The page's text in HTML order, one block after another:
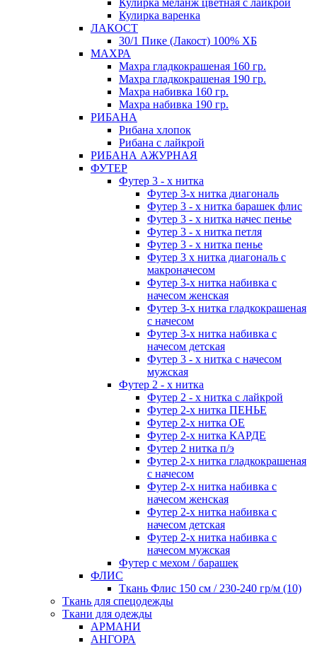
Кулирка меланж цветная с лайкрой
Кулирка варенка
ЛАКОСТ
30/1 Пике (Лакост) 100% ХБ
МАХРА
Махра гладкокрашеная 160 гр.
Махра гладкокрашеная 190 гр.
Махра набивка 160 гр.
Махра набивка 190 гр.
РИБАНА
Рибана хлопок
Рибана с лайкрой
РИБАНА АЖУРНАЯ
ФУТЕР
Футер 3 - х нитка
Футер 3-х нитка диагональ
Футер 3 - х нитка барашек флис
Футер 3 - х нитка начес пенье
Футер 3 - х нитка петля
Футер 3 - х нитка пенье
Футер 3 х нитка диагональ с
макроначесом
Футер 3-х нитка набивка с
начесом женская
Футер 3-х нитка гладкокрашеная
с начесом
Футер 3-х нитка набивка с
начесом детская
Футер 3 - х нитка с начесом
мужская
Футер 2 - х нитка
Футер 2 - х нитка с лайкрой
Футер 2-х нитка ПЕНЬЕ
Футер 2-х нитка ОЕ
Футер 2-х нитка КАРДЕ
Футер 2 нитка п/э
Футер 2-х нитка гладкокрашеная
с начесом
Футер 2-х нитка набивка с
начесом женская
Футер 2-х нитка набивка с
начесом детская
Футер 2-х нитка набивка с
начесом мужская
Футер с мехом / барашек
ФЛИС
Ткань Флис 150 см / 230-240 гр/м (10)
Ткань для спецодежды
Ткани для одежды
АРМАНИ
АНГОРА